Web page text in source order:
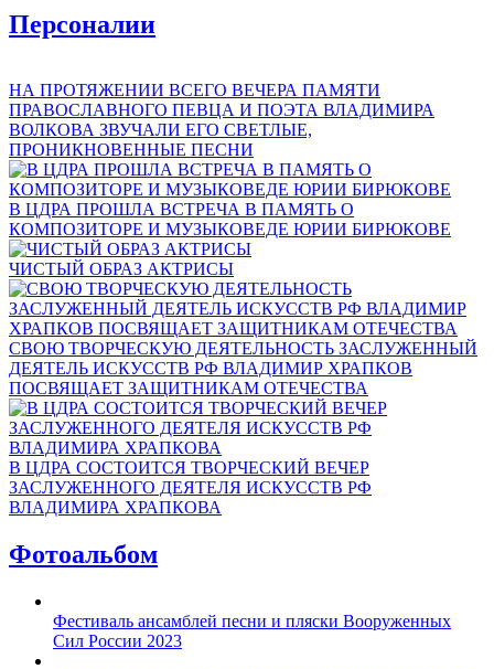
Персоналии
НА ПРОТЯЖЕНИИ ВСЕГО ВЕЧЕРА ПАМЯТИ
ПРАВОСЛАВНОГО ПЕВЦА И ПОЭТА ВЛАДИМИРА
ВОЛКОВА ЗВУЧАЛИ ЕГО СВЕТЛЫЕ,
ПРОНИКНОВЕННЫЕ ПЕСНИ
В ЦДРА ПРОШЛА ВСТРЕЧА В ПАМЯТЬ О
КОМПОЗИТОРЕ И МУЗЫКОВЕДЕ ЮРИИ БИРЮКОВЕ
ЧИСТЫЙ ОБРАЗ АКТРИСЫ
СВОЮ ТВОРЧЕСКУЮ ДЕЯТЕЛЬНОСТЬ ЗАСЛУЖЕННЫЙ
ДЕЯТЕЛЬ ИСКУССТВ РФ ВЛАДИМИР ХРАПКОВ
ПОСВЯЩАЕТ ЗАЩИТНИКАМ ОТЕЧЕСТВА
В ЦДРА СОСТОИТСЯ ТВОРЧЕСКИЙ ВЕЧЕР
ЗАСЛУЖЕННОГО ДЕЯТЕЛЯ ИСКУССТВ РФ
ВЛАДИМИРА ХРАПКОВА
Фотоальбом
Фестиваль ансамблей песни и пляски Вооруженных
Сил России 2023